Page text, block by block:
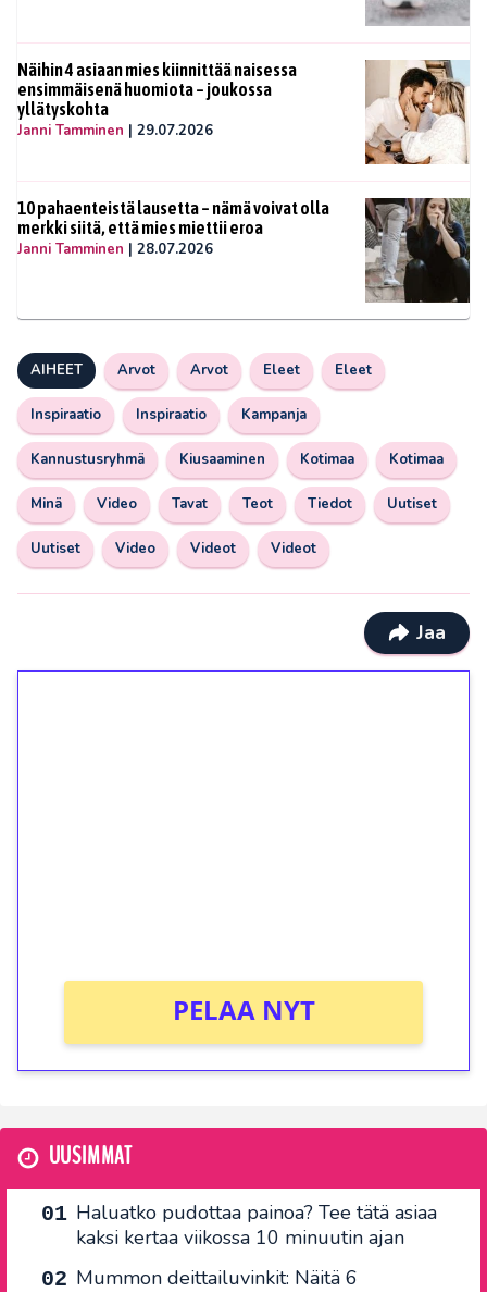
Näihin 4 asiaan mies kiinnittää naisessa
ensimmäisenä huomiota – joukossa
yllätyskohta
Janni Tamminen | 29.07.2026
10 pahaenteistä lausetta – nämä voivat olla
merkki siitä, että mies miettii eroa
Janni Tamminen | 28.07.2026
AIHEET Arvot Arvot Eleet Eleet
Inspiraatio Inspiraatio Kampanja
Kannustusryhmä Kiusaaminen Kotimaa Kotimaa
Minä Video Tavat Teot Tiedot Uutiset
Uutiset Video Videot Videot
Jaa
PELAA NYT
UUSIMMAT
Haluatko pudottaa painoa? Tee tätä asiaa
kaksi kertaa viikossa 10 minuutin ajan
Mummon deittailuvinkit: Näitä 6